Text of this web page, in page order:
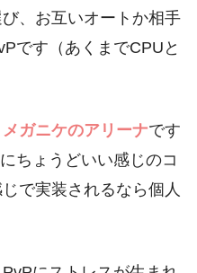
、お互いオートか相手
です（あくまでCPUと
メガニケのアリーナです
ちょうどいい感じのコ
で実装されるなら個人